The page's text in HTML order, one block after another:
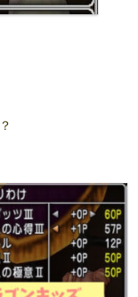
？